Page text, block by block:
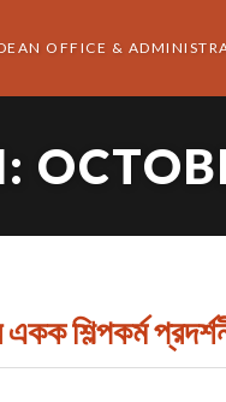
OFFICE &
শিল্পকর্ম